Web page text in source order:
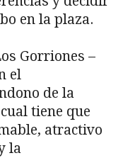
en la plaza.
Gorriones –
el
de la
tiene que
atractivo
la